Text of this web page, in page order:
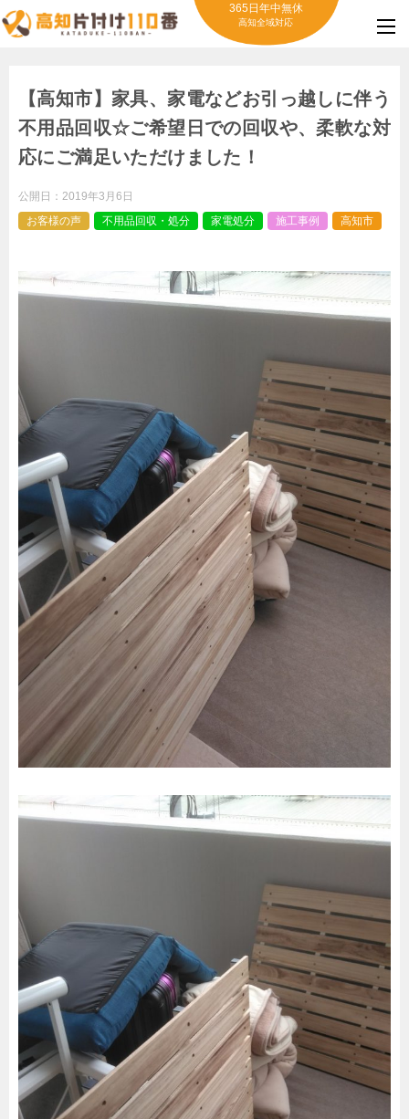
365日年中無休
高知全域対応
【高知市】家具、家電などお引っ越しに伴う
不用品回収☆ご希望日での回収や、柔軟な対
応にご満足いただけました！
公開日： 2019年3月6日
お客様の声
不用品回収・処分 家電処分 施工事例 高知市